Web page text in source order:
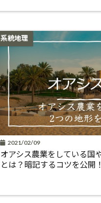
系統地理
2021/02/09
オアシス農業をしている国
とは？暗記するコツを公開！